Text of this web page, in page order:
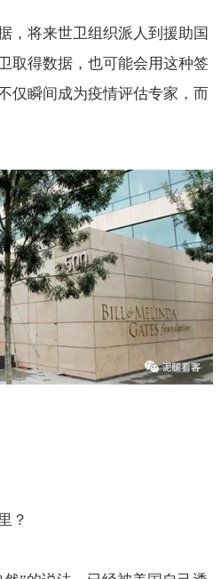
，将来世卫组织派人到援助国
取得数据，也可能会用这种签
仅瞬间成为疫情评估专家，而
？